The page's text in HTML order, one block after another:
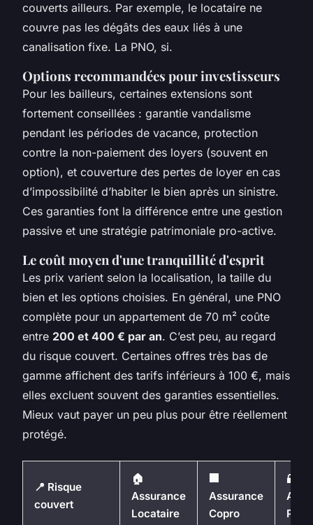
couverts ailleurs. Par exemple, le locataire ne
couvre pas les dégâts des eaux liés à une
canalisation fixe. La PNO, si.
Options recommandées pour investisseurs
Pour les bailleurs, certaines extensions sont
fortement conseillées : garantie vandalisme
pendant les périodes de vacance, protection
contre la non-paiement des loyers (souvent en
option), et couverture des pertes de loyer en cas
d’impossibilité d’habiter le bien après un sinistre.
Ces garanties font la différence entre une gestion
passive et une stratégie patrimoniale pro-active.
Le coût moyen d'une tranquillité d'esprit
Les prix varient selon la localisation, la taille du
bien et les options choisies. En général, une PNO
complète pour un appartement de 70 m² coûte
entre 200 et 400 € par an. C’est peu, au regard
du risque couvert. Certaines offres très bas de
gamme affichent des tarifs inférieurs à 100 €, mais
elles excluent souvent des garanties essentielles.
Mieux vaut payer un peu plus pour être réellement
protégé.
📍 Risque
couvert
🏠
Assurance
Locataire
Assurance
Copro
🔐
PNO